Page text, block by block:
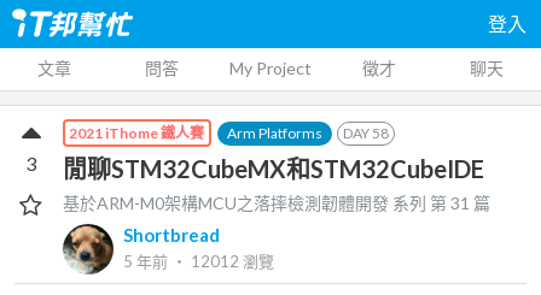
登入
文章 問答 My Project 徵才 聊天
2021 iThome 鐵人賽 Arm Platforms DAY58
閒聊STM32CubeMX和STM32CubeIDE
基於ARM-M0架構MCU之落摔檢測韌體開發 系列 第31 篇
Shortbread
5 年前 ‧ 12012 瀏覽
3